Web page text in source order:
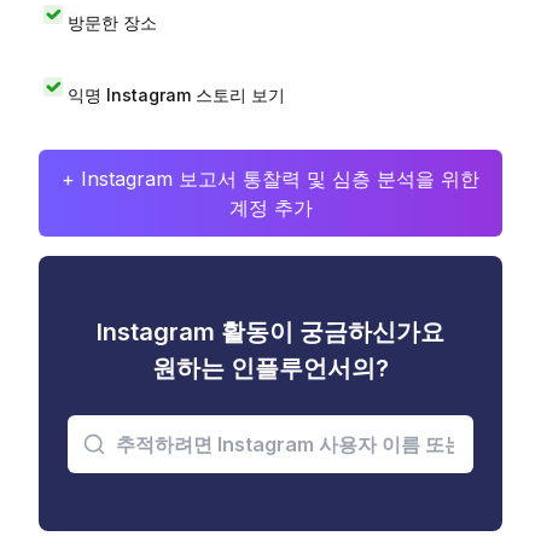
방문한 장소
익명 Instagram 스토리 보기
+ Instagram 보고서 통찰력 및 심층 분석을 위한
계정 추가
Instagram 활동이 궁금하신가요
원하는 인플루언서의?